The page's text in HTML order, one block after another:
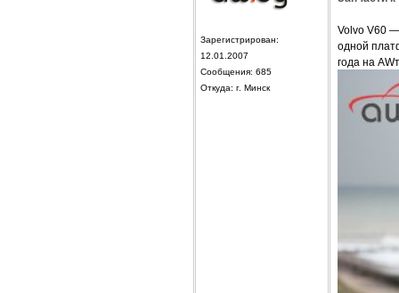
Зарегистрирован:
12.01.2007
Сообщения: 685
Откуда: г. Минск
Volvo V60
одной
года на